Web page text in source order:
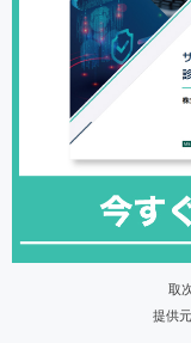
取
提供